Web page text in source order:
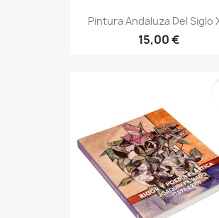
Pintura Andaluza Del Siglo
15,00 €